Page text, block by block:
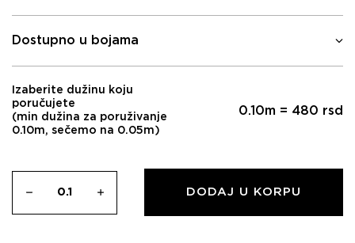
Dostupno u bojama
Izaberite dužinu koju
poručujete
(min dužina za poruživanje
0.10m, sečemo na 0.05m)
0.10m = 480 rsd
DODAJ U KORPU